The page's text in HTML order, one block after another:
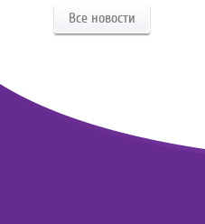
Все новости